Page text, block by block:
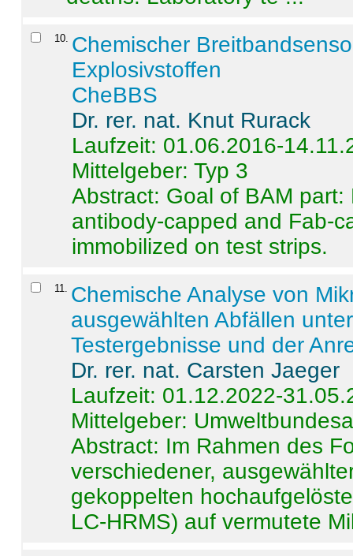
10 Chemischer
Explosivstoffen
CheBBS
Dr. rer. nat. Knut Rurack
Laufzeit: 01.06.2016-
Mittelgeber: Typ 3
Abstract: Goal of BAM
antibody-capped and Fab-
immobilized on test strips.
11
Chemische Analyse von
ausgewählten Abfällen
Testergebnisse und der
Dr. rer. nat. Carsten Jaeger
Laufzeit: 01.12.2022-
Mittelgeber:
Abstract: Im Rahmen des
verschiedener,
gekoppelten
LC-HRMS) auf vermutete